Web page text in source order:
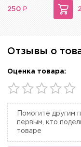
250 ₽
Отзывы о
Оценка товара:
Помогите другим
первым, кто
товаре